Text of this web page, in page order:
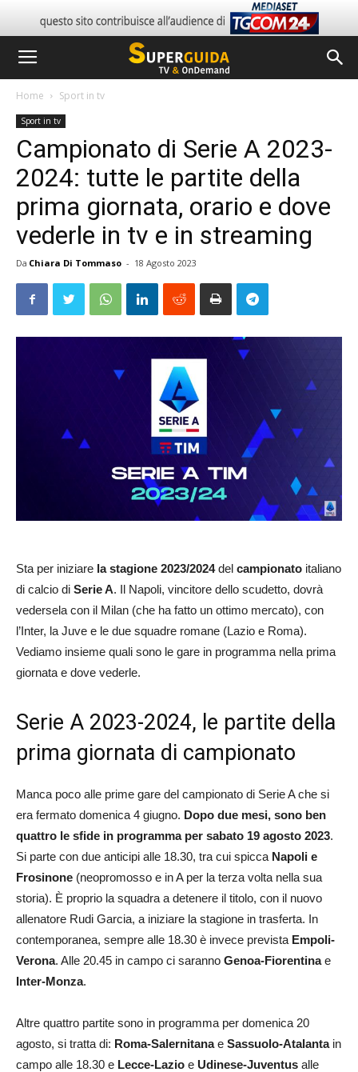
Home Sport in tv
Sport in tv
Campionato di Serie A 2023-
2024: tutte le partite della
prima giornata, orario e dove
vederle in tv e in streaming
Da Chiara Di Tommaso - 18 Agosto 2023
Sta per iniziare la stagione 2023/2024del campionato italiano
di calcio di Serie A. Il Napoli, vincitore dello scudetto, dovrà
vedersela con il Milan (che ha fatto un ottimo mercato), con
l’Inter, la Juve e le due squadre romane (Lazio e Roma).
Vediamo insieme quali sono le gare in programma nella prima
giornata e dove vederle.
Serie A 2023-2024, le partite della
prima giornata di campionato
Manca poco alle prime gare del campionato di Serie A che si
era fermato domenica 4 giugno. Dopo due mesi, sono ben
quattro le sfide in programma per sabato 19 agosto 2023.
Si parte con due anticipi alle 18.30, tra cui spicca Napoli e
Frosinone (neopromosso e in A per la terza volta nella sua
storia). È proprio la squadra a detenere il titolo, con il nuovo
allenatore Rudi Garcia, a iniziare la stagione in trasferta. In
contemporanea, sempre alle 18.30 è invece prevista Empoli-
Verona. Alle 20.45 in campo ci saranno Genoa-Fiorentinae
Inter-Monza.
Altre quattro partite sono in programma per domenica 20
agosto, si tratta di: Roma-Salernitanae Sassuolo-Atalantain
campo alle 18.30 e Lecce-Lazio e Udinese-Juventus alle